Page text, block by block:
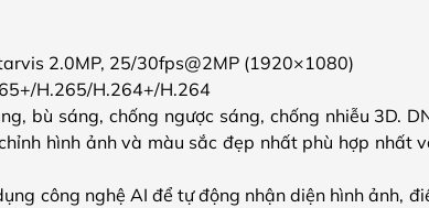
2.0MP, 25/30fps@2MP (1920×1080)
H.265/H.264+/H.264
bù sáng, chống ngược sáng, chống nhiễu 3D.
hình ảnh và màu sắc đẹp nhất phù hợp nhất
công nghệ AI để tự động nhận diện hình ảnh,